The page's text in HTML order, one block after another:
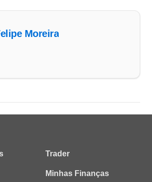
Moreira
Trader
Minhas Finanças